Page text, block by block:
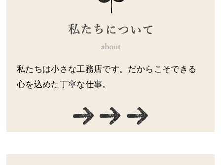
私たちは小さな工務店です。だからこそできる
心を込めた丁寧な仕事。